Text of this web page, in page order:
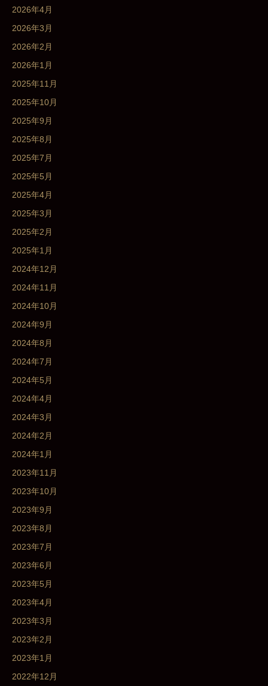
2026年4月
2026年3月
2026年2月
2026年1月
2025年11月
2025年10月
2025年9月
2025年8月
2025年7月
2025年5月
2025年4月
2025年3月
2025年2月
2025年1月
2024年12月
2024年11月
2024年10月
2024年9月
2024年8月
2024年7月
2024年5月
2024年4月
2024年3月
2024年2月
2024年1月
2023年11月
2023年10月
2023年9月
2023年8月
2023年7月
2023年6月
2023年5月
2023年4月
2023年3月
2023年2月
2023年1月
2022年12月